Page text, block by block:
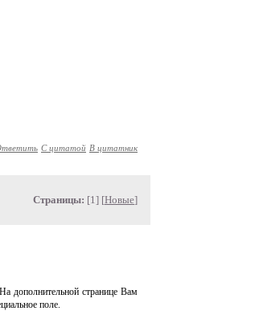
С цитатой В цитатник
Страницы: [1] [Новые]
дополнительной странице Вам
поле.